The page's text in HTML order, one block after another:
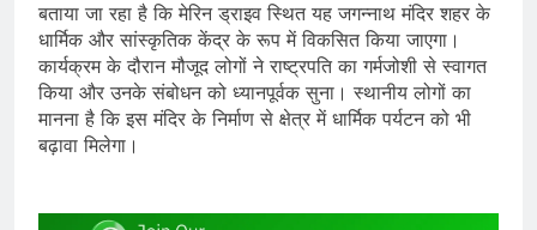
बताया जा रहा है कि मेरिन ड्राइव स्थित यह जगन्नाथ मंदिर शहर के
धार्मिक और सांस्कृतिक केंद्र के रूप में विकसित किया जाएगा।
कार्यक्रम के दौरान मौजूद लोगों ने राष्ट्रपति का गर्मजोशी से स्वागत
किया और उनके संबोधन को ध्यानपूर्वक सुना। स्थानीय लोगों का
मानना है कि इस मंदिर के निर्माण से क्षेत्र में धार्मिक पर्यटन को भी
बढ़ावा मिलेगा।